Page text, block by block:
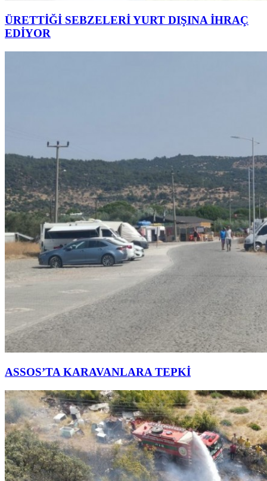
ÜRETTİĞİ SEBZELERİ YURT DIŞINA İHRAÇ
EDİYOR
ASSOS’TA KARAVANLARA TEPKİ